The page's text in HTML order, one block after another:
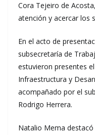
Cora Tejeiro de
atención y acercar los
En el acto de
subsecretaría de
estuvieron presentes
Infraestructura y
acompañado por el
Rodrigo Herrera.
Natalio Mema